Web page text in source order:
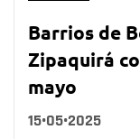
Barrios de
Zipaquirá
mayo
15•05•2025